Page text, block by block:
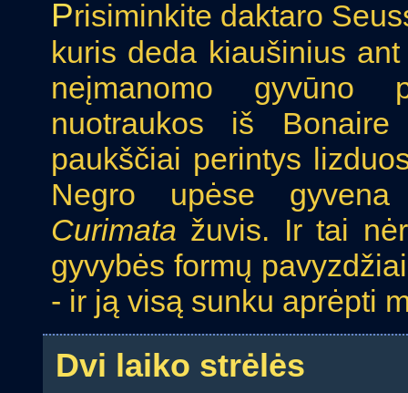
Prisiminkite daktaro
kuris deda kiaušinius
neįmanomo gyvūno
nuotraukos iš Bonaire
paukščiai perintys
Negro upėse
Curimata žuvis. Ir tai
gyvybės formų
- ir ją visą sunku aprėpti
Dvi laiko strėlės